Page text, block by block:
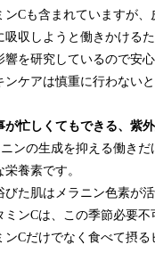
ンCも含まれていますが
吸収しようと働きかける
響を研究しているので安
ンケアは慎重に行わない
が忙しくてもできる、紫
ンの生成を抑える働き
養素です。
びた肌はメラニン色素が
ンCは、この季節必要不
Cだけでなく食べて摂る